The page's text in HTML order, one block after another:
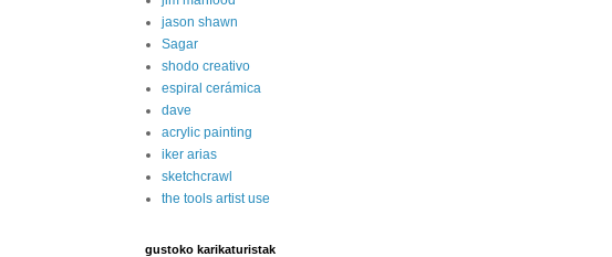
jason shawn
Sagar
shodo creativo
espiral cerámica
dave
acrylic painting
iker arias
sketchcrawl
the tools artist use
gustoko karikaturistak